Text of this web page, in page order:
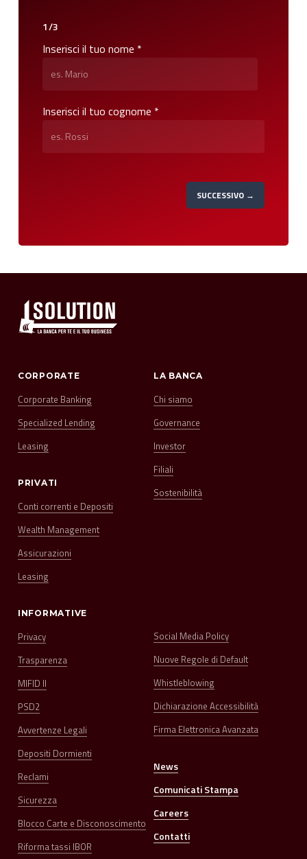
1/3
Inserisci il tuo nome *
Inserisci il tuo cognome *
SUCCESSIVO →
CORPORATE
Corporate Banking
Specialized Lending
Leasing
PRIVATI
Conti correnti e Depositi
Wealth Management
Assicurazioni
Leasing
LA BANCA
Chi siamo
Governance
Investor
Filiali
Sostenibilità
INFORMATIVE
Privacy
Trasparenza
MIFID II
PSD2
Avvertenze Legali
Depositi Dormienti
Reclami
Sicurezza
Blocco Carte e Disconoscimento
Riforma tassi IBOR
Social Media Policy
Nuove Regole di Default
Whistleblowing
Dichiarazione Accessibilità
Firma Elettronica Avanzata
News
Comunicati Stampa
Careers
Contatti